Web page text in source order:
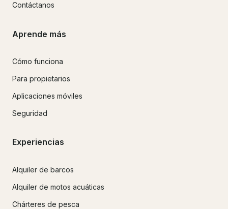
Contáctanos
Aprende más
Cómo funciona
Para propietarios
Aplicaciones móviles
Seguridad
Experiencias
Alquiler de barcos
Alquiler de motos acuáticas
Chárteres de pesca